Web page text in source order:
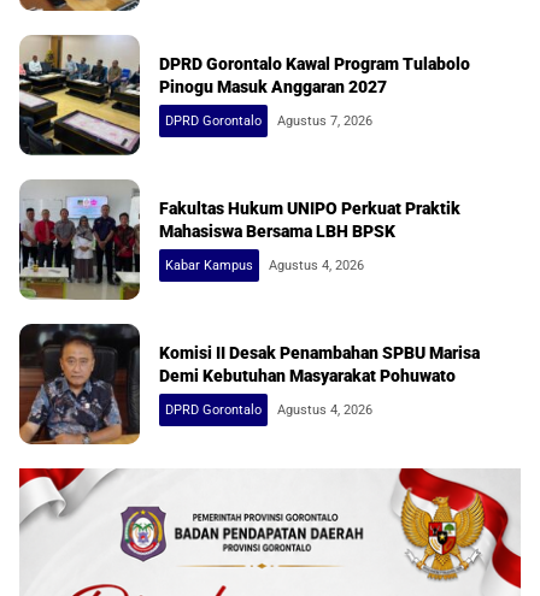
DPRD Gorontalo Kawal Program Tulabolo
Pinogu Masuk Anggaran 2027
DPRD Gorontalo Agustus 7, 2026
Fakultas Hukum UNIPO Perkuat Praktik
Mahasiswa Bersama LBH BPSK
Kabar Kampus Agustus 4, 2026
Komisi II Desak Penambahan SPBU Marisa
Demi Kebutuhan Masyarakat Pohuwato
DPRD Gorontalo Agustus 4, 2026